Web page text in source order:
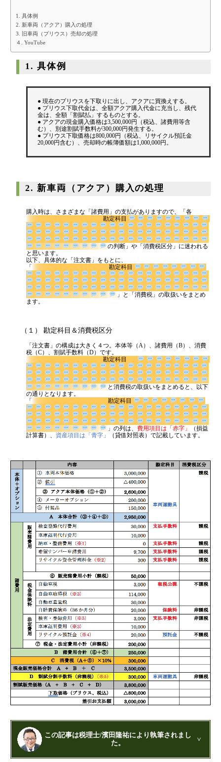
ベンチャー企業応援パック
記帳代行/その他
個人事業主のお客様
事務所案内
代表挨拶
神戸オフィス
大阪オフィス
代表プロフィール
スタッフプロフィール
採用情報
税金の豆知識
所得税
法人税
源泉所得税
その他
1. 具体例
2. 新車両（アクア）購入の処理
3. 旧車両（プリウス）売却の処理
４. YouTube
1. 具体例
● 現在のプリウスを下取りに出し、アクアに買換えする。
● プリウス下取代金は、全額アクア購入代金に充当し、残代
金は、全額「割賦払」するものとする。
● アクアの現金購入価格は3,500,000円（税込、諸費用等含
む）、別途割賦手数料が300,000円発生する。
● プリウス下取価格は800,000円（税込、リサイクル預託金
20,000円含む）、売却時の帳簿価額は1,000,000円。
2. 新車両（アクア）購入の処理
購入時は、さまざまな「諸費用」の支払がありますので、「各
勘定科目
の判断」や「消費税区分」
に迷われると思います。
以下、具体的な「注文書」をもとに、
「
勘定科目
」と「消費税」の取扱いをまと
めます。
（１） 勘定科目＆消費税区分
「注文書」の構成は大きく４つ。本体等（A）、諸費用（B）、消費
税（C）、割賦手数料（D）です。
勘定科目
と消費税の取扱いをまとめると、
以下の通りとなります。
「
勘定科目
」の列は、費用項目は「赤字」
（損益計算書）、資産項目は「青字」（貸借対照表）で記載していま
この記事は税理士/濱田隆祐により執筆されまし